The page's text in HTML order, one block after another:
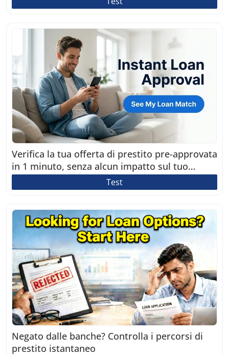
Verifica la tua offerta di prestito pre-approvata
in 1 minuto, senza alcun impatto sul tuo
punteggio di credito. Test
Negato dalle banche? Controlla i percorsi di
prestito istantaneo